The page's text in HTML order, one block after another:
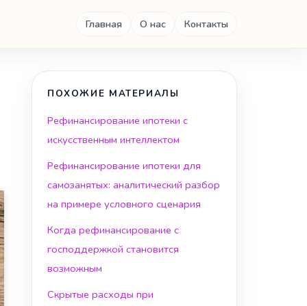
Главная О нас Контакты
ПОХОЖИЕ МАТЕРИАЛЫ
Рефинансирование ипотеки с
искусственным интеллектом
Рефинансирование ипотеки для
самозанятых: аналитический разбор
на примере условного сценария
Когда рефинансирование с
господдержкой становится
возможным
Скрытые расходы при